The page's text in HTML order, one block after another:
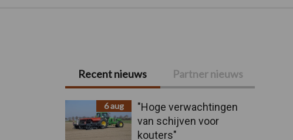
Primaire
Sidebar
Recent nieuws Partner nieuws
6 aug
"Hoge verwachtingen
van schijven voor
kouters"